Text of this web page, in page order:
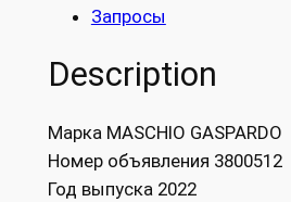
Запросы
Description
Марка MASCHIO GASPARDO
Номер объявления 3800512
Год выпуска 2022